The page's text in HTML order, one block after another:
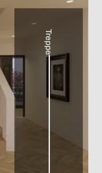
Treppe